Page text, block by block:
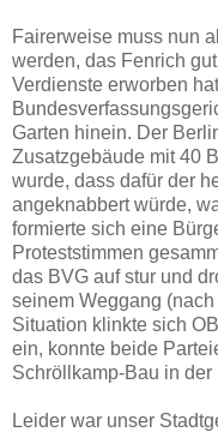
Fairerweise muss nun
werden, das Fenrich
Verdienste erworben
Garten hinein. Der
Zusatzgebäude mit 40
wurde, dass dafür der
angeknabbert würde,
formierte sich eine
Proteststimmen
das BVG auf stur und
seinem Weggang
Situation klinkte sich
ein, konnte beide
Schröllkamp-Bau in der
Leider war unser